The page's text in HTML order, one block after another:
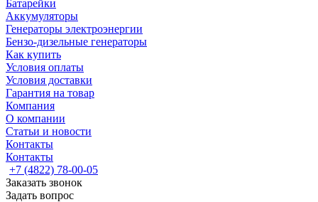
Батарейки
Аккумуляторы
Генераторы электроэнергии
Бензо-дизельные генераторы
Как купить
Условия оплаты
Условия доставки
Гарантия на товар
Компания
О компании
Статьи и новости
Контакты
Контакты
+7 (4822) 78-00-05
Заказать звонок
Задать вопрос